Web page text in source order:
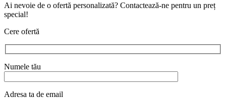
Ai nevoie de o ofertă personalizată? Contactează-ne pentru un preț
special!
Cere ofertă
Numele tău
Adresa ta de email